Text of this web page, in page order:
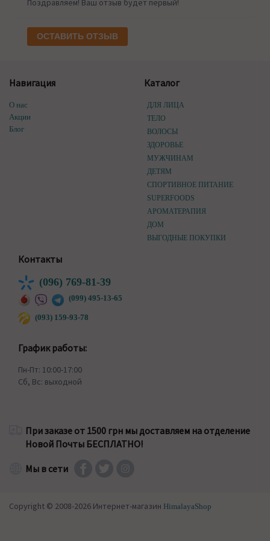
Поздравляем! Ваш отзыв будет первый!
ОСТАВИТЬ ОТЗЫВ
Навигация
О нас
Акции
Блог
Каталог
ДЛЯ ЛИЦА
ТЕЛО
ВОЛОСЫ
ЗДОРОВЬЕ
МУЖЧИНАМ
ДЕТЯМ
СПОРТИВНОЕ ПИТАНИЕ
SUPERFOODS
АРОМАТЕРАПИЯ
ДОМ
ВЫГОДНЫЕ ПОКУПКИ
Контакты
(096) 769-81-39
(099) 495-13-65
(093) 159-93-78
График работы:
Пн-Пт: 10:00-17:00
Сб, Вс: выходной
При заказе от 1500 грн мы доставляем на отделение
Новой Почты БЕСПЛАТНО!
Мы в сети
Copyright © 2008-2026 Интернет-магазин HimalayaShop